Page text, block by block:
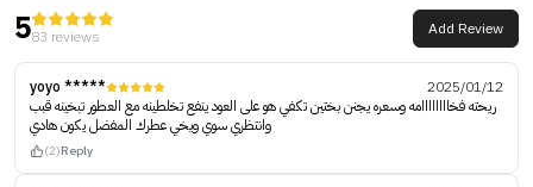
583 reviews Add Review
yoyo *****
2025/01/12
ريحته فخاااااااامه وسعره يجنن بختين تكفي هو على العود ينفع تخلطينه مع العطور تبخينه قبب
وانتظري سوي ويخي عطرك المفضل يكون هادي
(2)Reply